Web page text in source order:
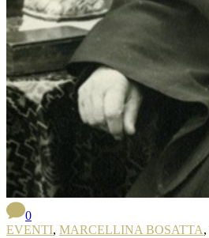
0
EVENTI, MARCELLINA BOSATTA,